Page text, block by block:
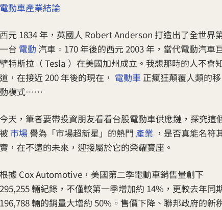
動車產業結論
元 1834 年，英國人 Robert Anderson 打造出了全世界
台 電動 汽車。170 年後的西元 2003 年，當代電動汽車
特斯拉（ Tesla ）在美國加州成立。我想那時的人不會
，在接近 200 年後的現在， 電動車 正瘋狂顛覆人類的移
模式……
天，筆者要帶投資朋友看看台股電動車供應鏈，探究這
市場譽為「市場超新星」的熱門 產業 ，是否真能名符
，在不遠的未來，迎接屬於它的榮耀寶座。
據 Cox Automotive，美國第二季電動車銷售量創下
輛紀錄，不僅較第一季增加約 14%，更較去年同
輛的銷量大增約 50%。售價下降、聯邦政府的新